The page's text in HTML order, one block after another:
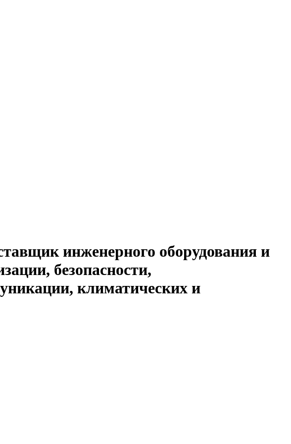
инженерного оборудования и
безопасности,
климатических и